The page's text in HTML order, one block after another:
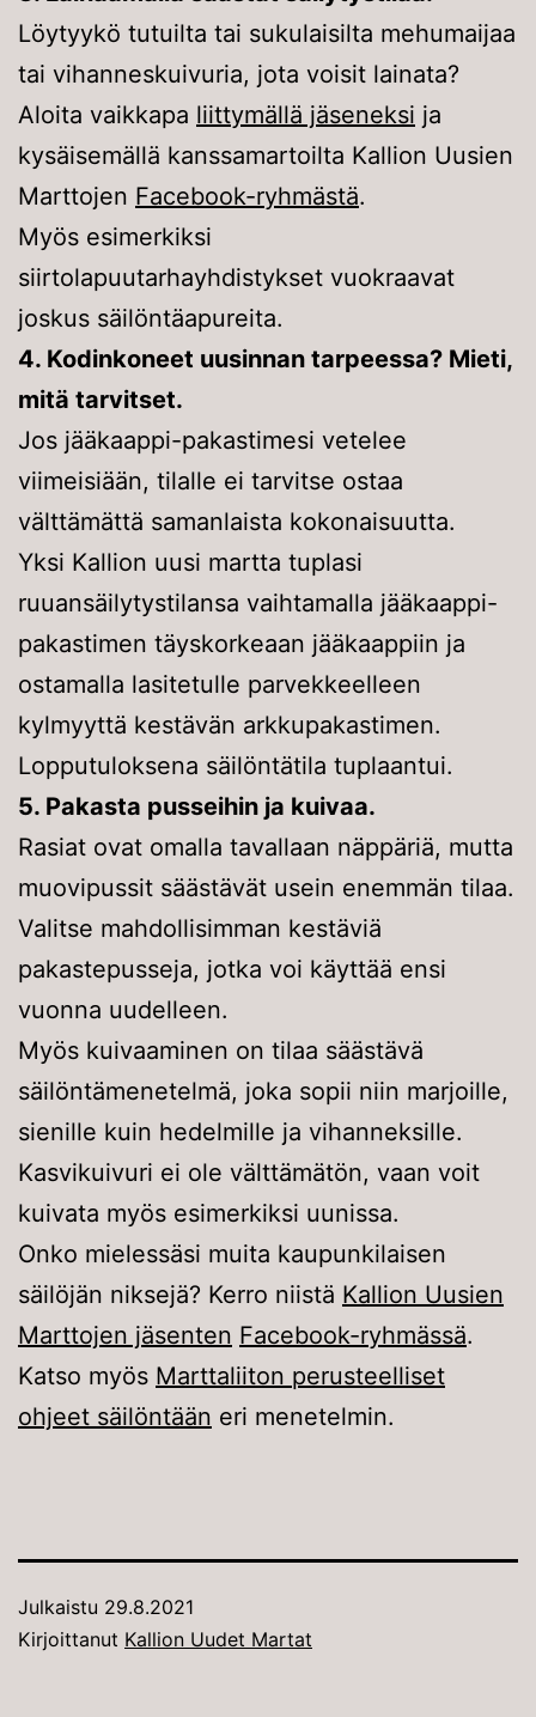
Löytyykö tutuilta tai sukulaisilta mehumaijaa
tai vihanneskuivuria, jota voisit lainata?
Aloita vaikkapa liittymällä jäseneksi ja
kysäisemällä kanssamartoilta Kallion Uusien
Marttojen Facebook-ryhmästä.
Myös esimerkiksi
siirtolapuutarhayhdistykset vuokraavat
joskus säilöntäapureita.
4. Kodinkoneet uusinnan tarpeessa? Mieti,
mitä tarvitset.
Jos jääkaappi-pakastimesi vetelee
viimeisiään, tilalle ei tarvitse ostaa
välttämättä samanlaista kokonaisuutta.
Yksi Kallion uusi martta tuplasi
ruuansäilytystilansa vaihtamalla jääkaappi-
pakastimen täyskorkeaan jääkaappiin ja
ostamalla lasitetulle parvekkeelleen
kylmyyttä kestävän arkkupakastimen.
Lopputuloksena säilöntätila tuplaantui.
5. Pakasta pusseihin ja kuivaa.
Rasiat ovat omalla tavallaan näppäriä, mutta
muovipussit säästävät usein enemmän tilaa.
Valitse mahdollisimman kestäviä
pakastepusseja, jotka voi käyttää ensi
vuonna uudelleen.
Myös kuivaaminen on tilaa säästävä
säilöntämenetelmä, joka sopii niin marjoille,
sienille kuin hedelmille ja vihanneksille.
Kasvikuivuri ei ole välttämätön, vaan voit
kuivata myös esimerkiksi uunissa.
Onko mielessäsi muita kaupunkilaisen
säilöjän niksejä? Kerro niistä Kallion Uusien
Marttojen jäsenten Facebook-ryhmässä.
Katso myös Marttaliiton perusteelliset
ohjeet säilöntään eri menetelmin.
Julkaistu 29.8.2021
Kirjoittanut Kallion Uudet Martat